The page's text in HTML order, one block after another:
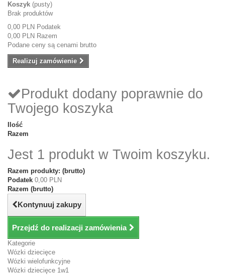
Koszyk (pusty)
Brak produktów
0,00 PLN Podatek
0,00 PLN Razem
Podane ceny są cenami brutto
Realizuj zamówienie
Produkt dodany poprawnie do
Twojego koszyka
Ilość
Razem
Jest 1 produkt w Twoim koszyku.
Razem produkty: (brutto)
Podatek 0,00 PLN
Razem (brutto)
Kontynuuj zakupy
Przejdź do realizacji zamówienia
Kategorie
Wózki dziecięce
Wózki wielofunkcyjne
Wózki dziecięce 1w1